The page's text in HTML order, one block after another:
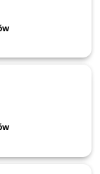
Fotoniki i
Elektroniki,